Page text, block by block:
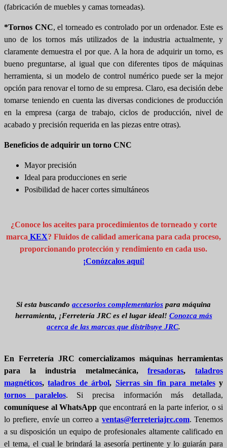
(fabricación de muebles y camas torneadas).
*Tornos CNC, el torneado es controlado por un ordenador. Este es
uno de los tornos más utilizados de la industria actualmente, y
claramente demuestra el por que. A la hora de adquirir un torno, es
bueno preguntarse, al igual que con diferentes tipos de máquinas
herramienta, si un modelo de control numérico puede ser la mejor
opción para renovar el torno de su empresa. Claro, esa decisión debe
tomarse teniendo en cuenta las diversas condiciones de producción
en la empresa (carga de trabajo, ciclos de producción, nivel de
acabado y precisión requerida en las piezas entre otras).
Beneficios de adquirir un torno CNC
Mayor precisión
Ideal para producciones en serie
Posibilidad de hacer cortes simultáneos
¿Conoce los aceites para procedimientos de torneado y corte
marca KEX? Fluidos de calidad americana para cada proceso,
proporcionando protección y rendimiento en cada uso.
¡Conózcalos aquí!
Si esta buscando accesorios complementarios para máquina
herramienta, ¡Ferretería JRC es el lugar ideal! Conozca más
acerca de las marcas que distribuye JRC.
En Ferretería JRC comercializamos máquinas herramientas
para la industria metalmecánica,fresadoras,taladros
magnéticos,taladros de árbol, Sierras sin fin para metalesy
tornos paralelos. Si precisa información más detallada,
comuníquese al WhatsApp que encontrará en la parte inferior, o si
lo prefiere, envíe un correo a ventas@ferreteriajrc.com. Tenemos
a su disposición un equipo de profesionales altamente calificado en
el tema, el cual le brindará la asesoría pertinente y lo guiarán para